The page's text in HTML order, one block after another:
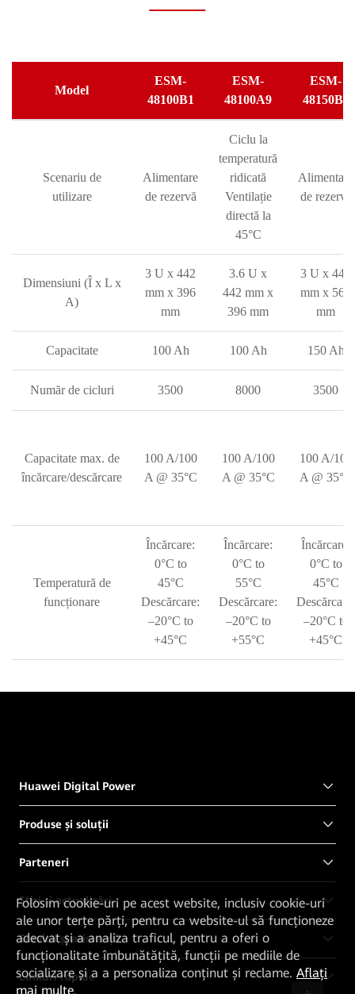
Model
ESM-
48100B1
ESM-
48100A9
ESM-
48150B1
Scenariu de
utilizare
Alimentare
de rezervă
Ciclu la
temperatură
ridicată
Ventilație
directă la
45°C
Alimentare
de rezervă
Dimensiuni (Î x L x
A)
3 U x 442
mm x 396
mm
3.6 U x
442 mm x
396 mm
3 U x 442
mm x 560
mm
Capacitate 100 Ah 100 Ah 150 Ah
Număr de cicluri 3500 8000 3500
Capacitate max. de
încărcare/descărcare
100 A/100
A @ 35°C
100 A/100
A @ 35°C
100 A/100
A @ 35°C
Temperatură de
funcționare
Încărcare:
0°C to
45°C
Descărcare:
–20°C to
+45°C
Încărcare:
0°C to
55°C
Descărcare:
–20°C to
+55°C
Încărcare:
0°C to
45°C
Descărcare:
–20°C to
+45°C
Huawei Digital Power
Produse și soluții
Parteneri
Știri și actualizări
Servicii și asistență
Linkuri rapide
Folosim cookie-uri pe acest website, inclusiv cookie-uri
ale unor terțe părți, pentru ca website-ul să funcționeze
adecvat și a analiza traficul, pentru a oferi o
funcționalitate îmbunătățită, funcții pe mediile de
socializare și a a personaliza conținut și reclame. Aflați
mai multe.